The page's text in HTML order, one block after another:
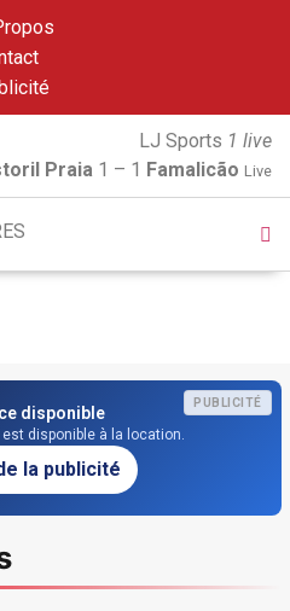
LJ Sports 1 live
Praia 1 – 1 Famalicão Live
PUBLICITÉ
disponible
disponible à la location.
la publicité